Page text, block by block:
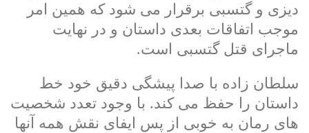
دیزی و گتسبی برقرار می شود که همین امر
موجب اتفاقات بعدی داستان و در نهایت
ماجرای قتل گتسبی است.
سلطان زاده با صدا پیشگی دقیق خود خط
داستان را حفظ می کند. با وجود تعدد شخصیت
های رمان به خوبی از پسِ ایفای نقش همه آنها